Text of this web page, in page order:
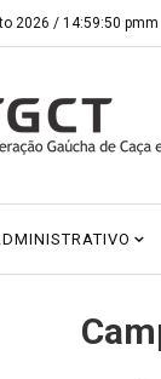
2026 / 14:59:50 pmm